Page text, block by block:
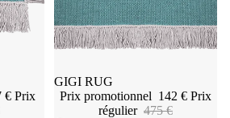
€ Prix
Promotion
GIGI RUG
Prix promotionnel 142 € Prix
régulier 475 €